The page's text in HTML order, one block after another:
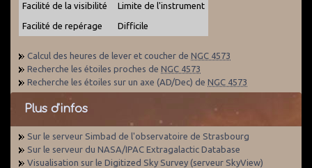
Facilité de la visibilité Limite de l'instrument
Facilité de repérage Difficile
Calcul des heures de lever et coucher de NGC 4573
Recherche les étoiles proches de NGC 4573
Recherche les étoiles sur un axe (AD/Dec) de NGC 4573
Plus d'infos
Sur le serveur Simbad de l'observatoire de Strasbourg
Sur le serveur du NASA/IPAC Extragalactic Database
Visualisation sur le Digitized Sky Survey (serveur SkyView)